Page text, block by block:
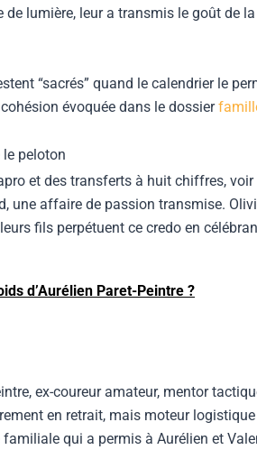
de lumière, leur a transmis le goût de
“sacrés” quand le calendrier le
évoquée dans le dossier
peloton
et des transferts à huit chiffres,
une affaire de passion transmise.
fils perpétuent ce credo en
d’Aurélien Paret-Peintre ?
ex-coureur amateur, mentor
en retrait, mais moteur
qui a permis à Aurélien et